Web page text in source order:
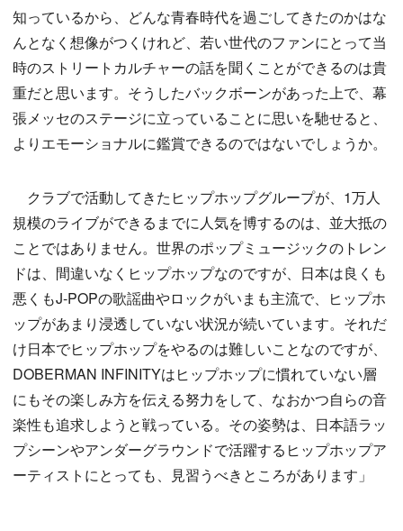
知っているから、どんな青春時代を過ごしてきたのかはな
んとなく想像がつくけれど、若い世代のファンにとって当
時のストリートカルチャーの話を聞くことができるのは貴
重だと思います。そうしたバックボーンがあった上で、幕
張メッセのステージに立っていることに思いを馳せると、
よりエモーショナルに鑑賞できるのではないでしょうか。
クラブで活動してきたヒップホップグループが、1万人
規模のライブができるまでに人気を博するのは、並大抵の
ことではありません。世界のポップミュージックのトレン
ドは、間違いなくヒップホップなのですが、日本は良くも
悪くもJ-POPの歌謡曲やロックがいまも主流で、ヒップホ
ップがあまり浸透していない状況が続いています。それだ
け日本でヒップホップをやるのは難しいことなのですが、
DOBERMAN INFINITYはヒップホップに慣れていない層
にもその楽しみ方を伝える努力をして、なおかつ自らの音
楽性も追求しようと戦っている。その姿勢は、日本語ラッ
プシーンやアンダーグラウンドで活躍するヒップホップア
ーティストにとっても、見習うべきところがあります」